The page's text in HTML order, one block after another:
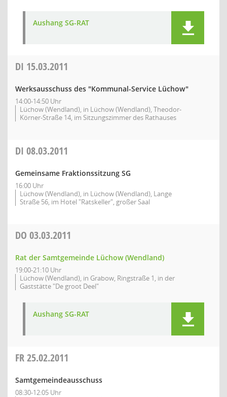
Aushang SG-RAT
DI 15.03.2011
Werksausschuss des "Kommunal-Service Lüchow"
14:00-14:50 Uhr
Lüchow (Wendland), in Lüchow (Wendland), Theodor-
Körner-Straße 14, im Sitzungszimmer des Rathauses
DI 08.03.2011
Gemeinsame Fraktionssitzung SG
16:00 Uhr
Lüchow (Wendland), in Lüchow (Wendland), Lange
Straße 56, im Hotel "Ratskeller", großer Saal
DO 03.03.2011
Rat der Samtgemeinde Lüchow (Wendland)
19:00-21:10 Uhr
Lüchow (Wendland), in Grabow, Ringstraße 1, in der
Gaststätte "De groot Deel"
Aushang SG-RAT
FR25.02.2011
Samtgemeindeausschuss
08:30-12:05 Uhr